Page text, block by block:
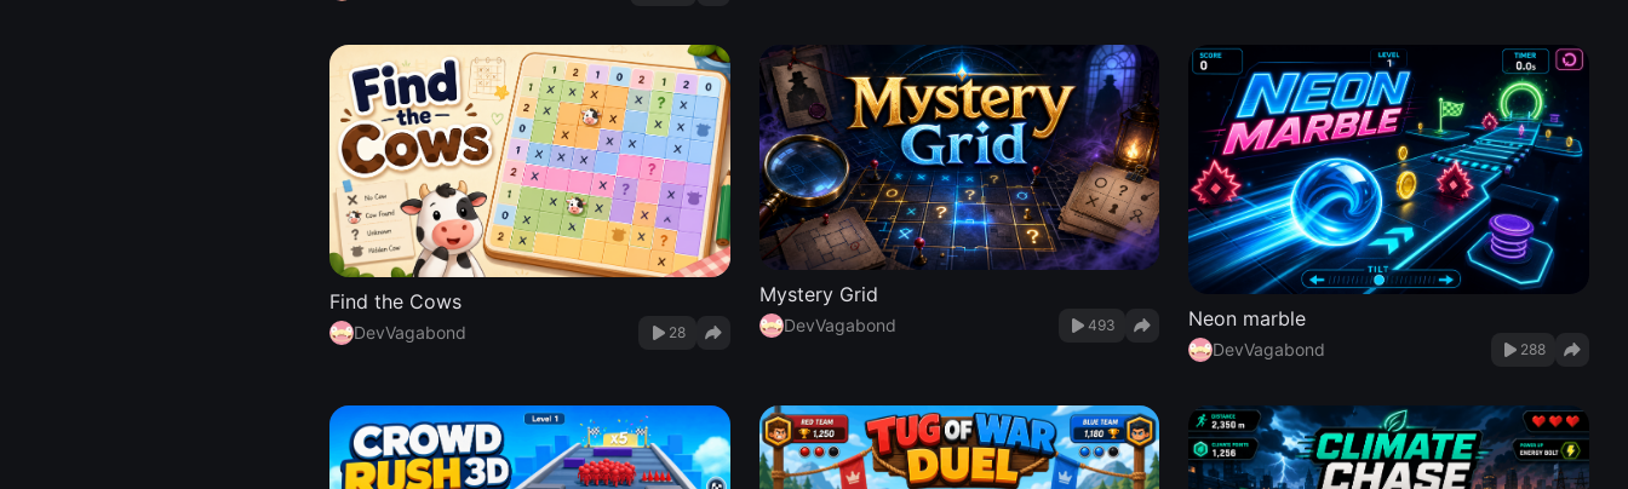
Find the Cows
DevVagabond 28
Mystery Grid
DevVagabond 493 Neon marble
DevVagabond 288